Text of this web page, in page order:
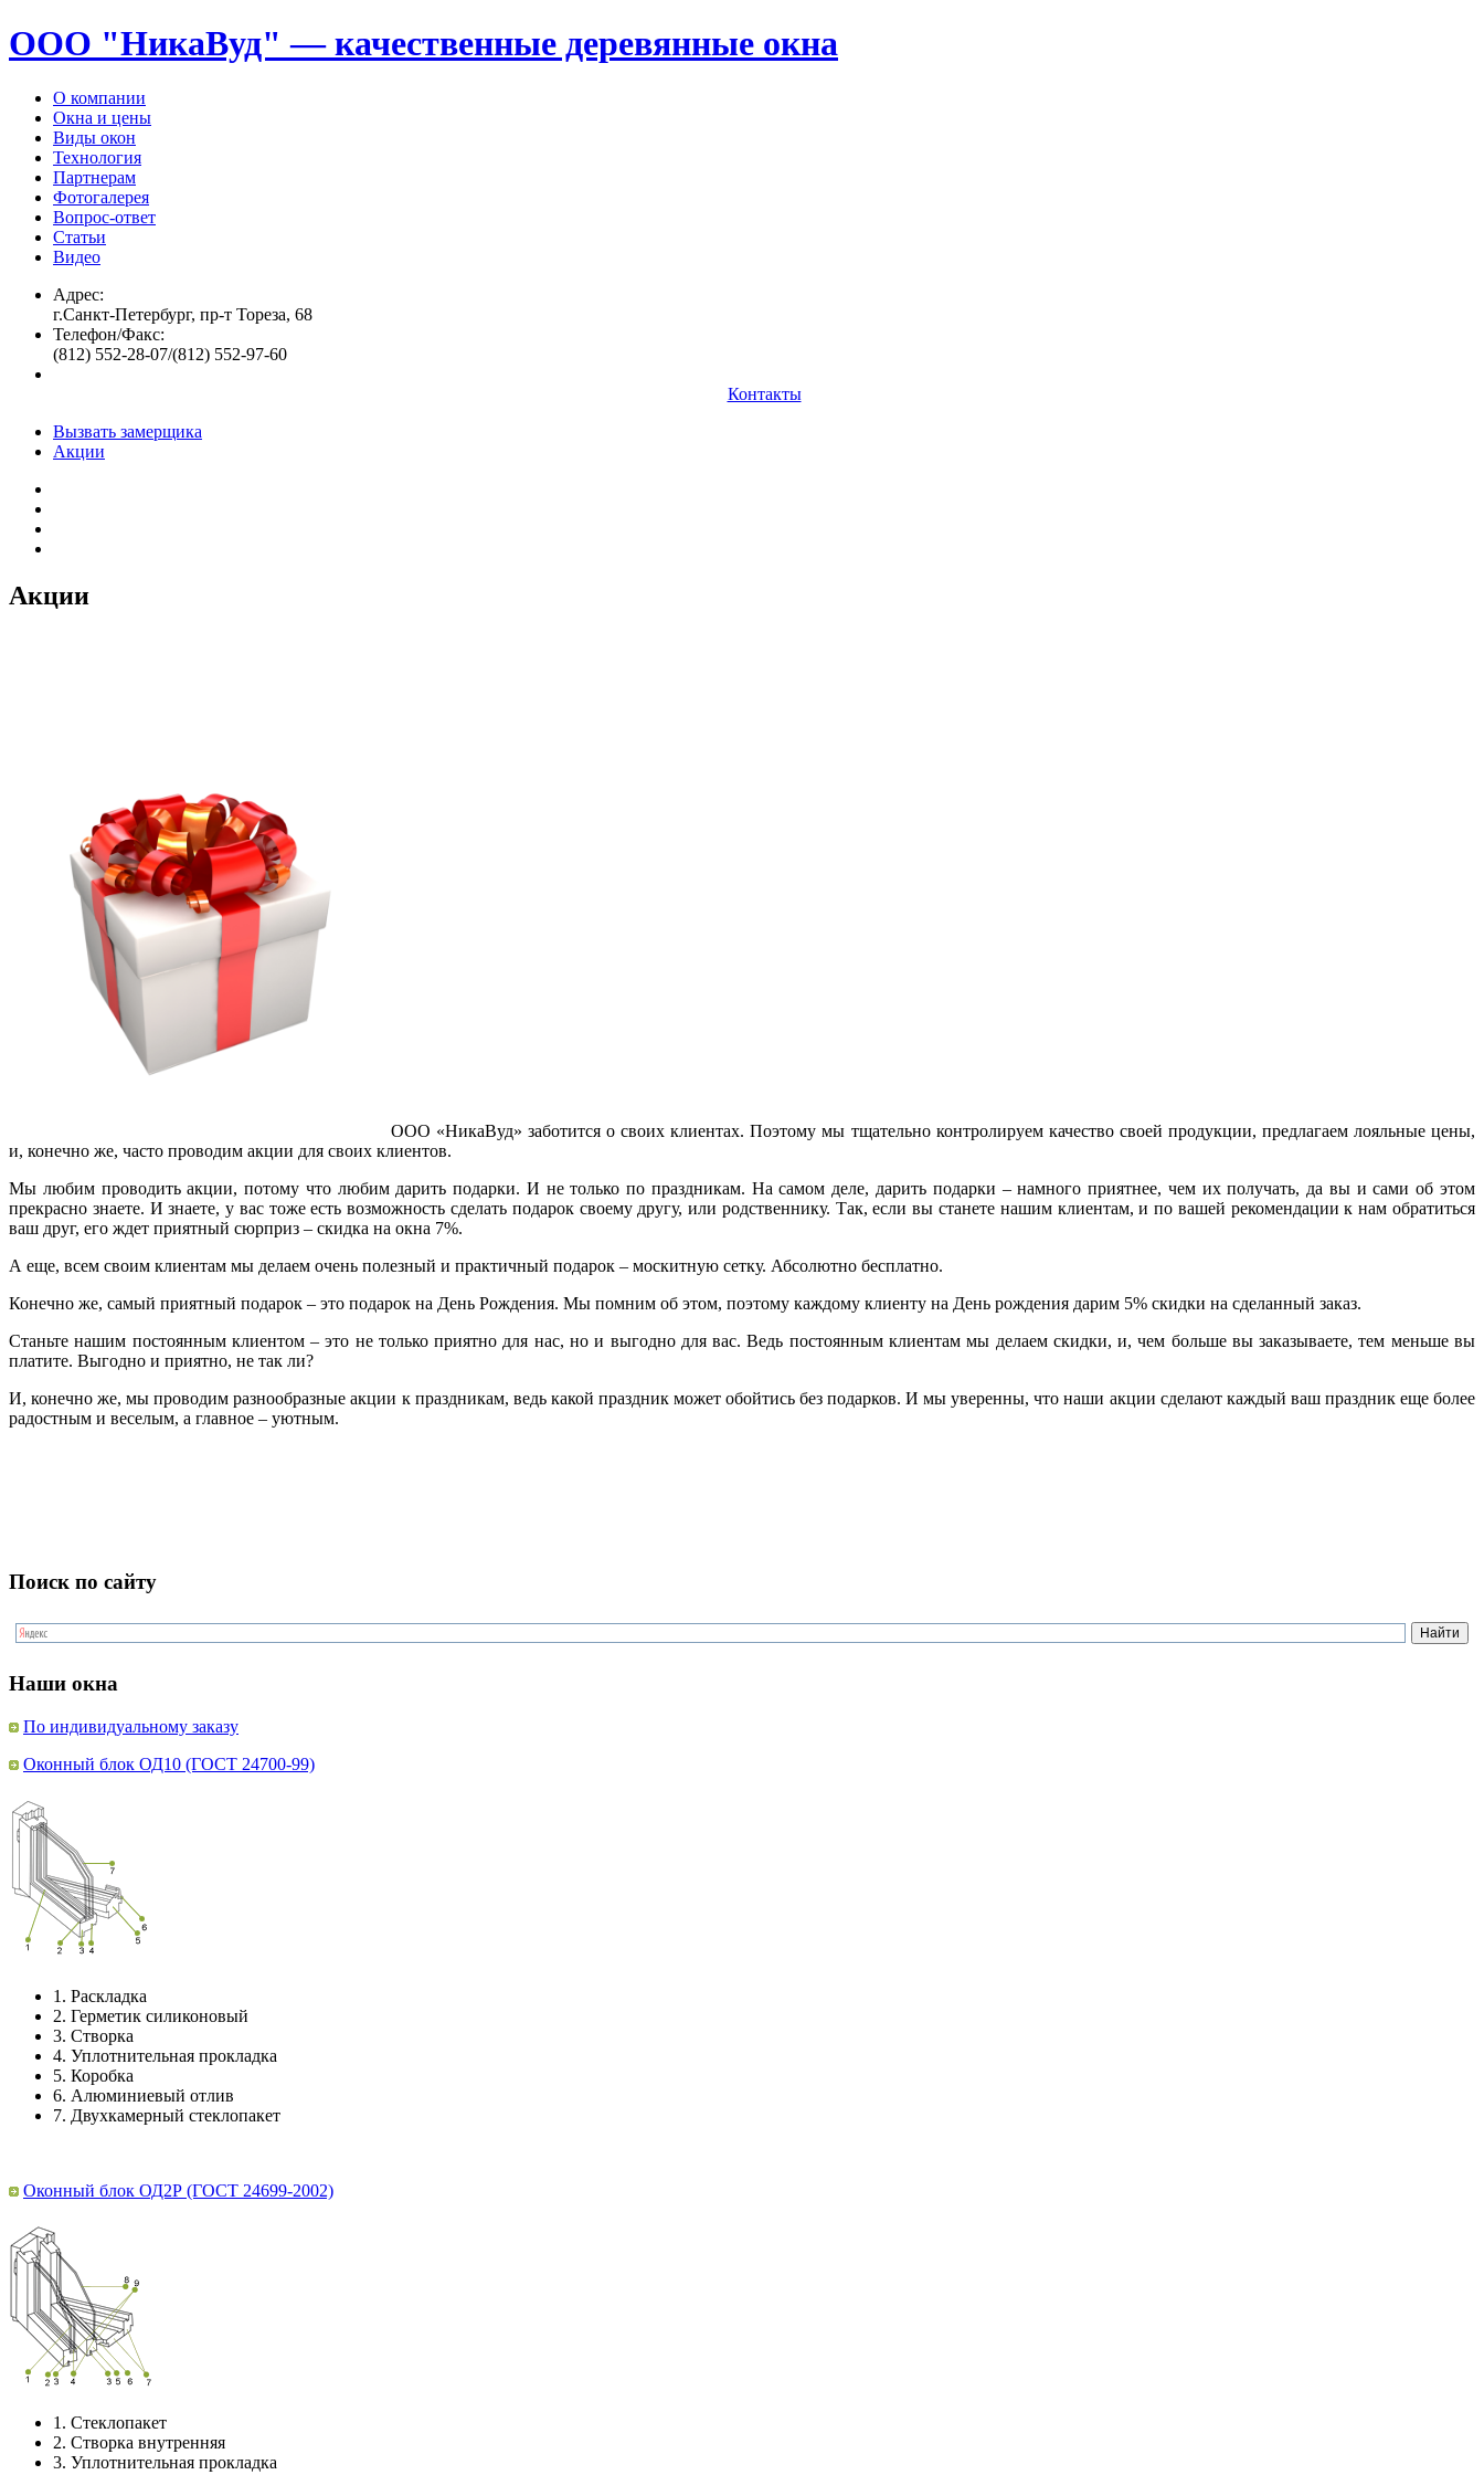
ООО "НикаВуд" — качественные деревянные окна
О компании
Окна и цены
Виды окон
Технология
Партнерам
Фотогалерея
Вопрос-ответ
Статьи
Видео
Адрес:
г.Санкт-Петербург, пр-т Тореза, 68
Телефон/Факс:
(812) 552-28-07/(812) 552-97-60
Контакты
Вызвать замерщика
Акции
Акции
ООО «НикаВуд» заботится о своих клиентах. Поэтому мы тщательно контролируем качество своей продукции, предлагаем лояльные цены,
и, конечно же, часто проводим акции для своих клиентов.
Мы любим проводить акции, потому что любим дарить подарки. И не только по праздникам. На самом деле, дарить подарки – намного приятнее, чем их получать, да вы и сами об этом
прекрасно знаете. И знаете, у вас тоже есть возможность сделать подарок своему другу, или родственнику. Так, если вы станете нашим клиентам, и по вашей рекомендации к нам обратиться
ваш друг, его ждет приятный сюрприз – скидка на окна 7%.
А еще, всем своим клиентам мы делаем очень полезный и практичный подарок – москитную сетку. Абсолютно бесплатно.
Конечно же, самый приятный подарок – это подарок на День Рождения. Мы помним об этом, поэтому каждому клиенту на День рождения дарим 5% скидки на сделанный заказ.
Станьте нашим постоянным клиентом – это не только приятно для нас, но и выгодно для вас. Ведь постоянным клиентам мы делаем скидки, и, чем больше вы заказываете, тем меньше вы
платите. Выгодно и приятно, не так ли?
И, конечно же, мы проводим разнообразные акции к праздникам, ведь какой праздник может обойтись без подарков. И мы уверенны, что наши акции сделают каждый ваш праздник еще более
радостным и веселым, а главное – уютным.
Поиск по сайту
Наши окна
По индивидуальному заказу
Оконный блок ОД10 (ГОСТ 24700-99)
1. Раскладка
2. Герметик силиконовый
3. Створка
4. Уплотнительная прокладка
5. Коробка
6. Алюминиевый отлив
7. Двухкамерный стеклопакет
Оконный блок ОД2Р (ГОСТ 24699-2002)
1. Стеклопакет
2. Створка внутренняя
3. Уплотнительная прокладка